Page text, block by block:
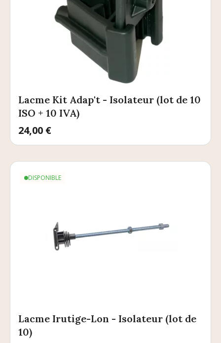
Lacme Kit Adap't - Isolateur (lot de 10
ISO + 10 IVA)
Prix
24,00 €
DISPONIBLE
Lacme Irutige-Lon - Isolateur (lot de
10)